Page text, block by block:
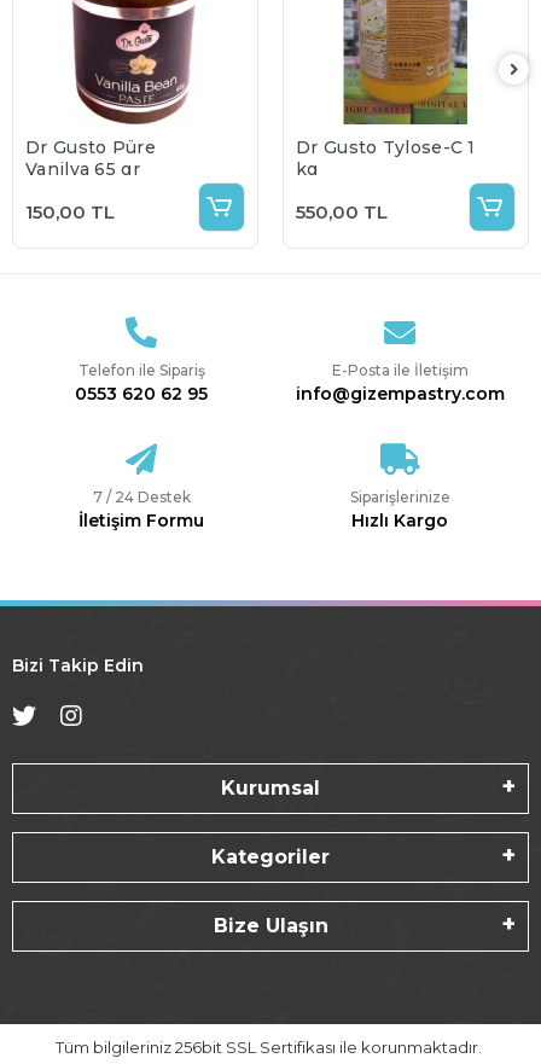
Dr Gusto Püre
Vanilya 65 gr
150,00 TL
Dr Gusto Tylose-C 1
kg
550,00 TL
Telefon ile Sipariş
0553 620 62 95
E-Posta ile İletişim
info@gizempastry.com
7 / 24 Destek
İletişim Formu
Siparişlerinize
Hızlı Kargo
Bizi Takip Edin
Kurumsal
Kategoriler
Bize Ulaşın
Tüm bilgileriniz 256bit SSL Sertifikası ile korunmaktadır.